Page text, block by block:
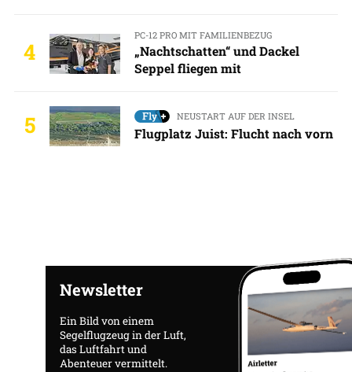
4
PC-12 PRO MIT FAMILIENBEZUG
„Nachtschatten“ und Dackel
Seppel fliegen mit
5 NEUSTART AUF DER INSEL
Flugplatz Juist: Flucht nach vorn
Newsletter
Ein Bild von einem
Segelflugzeug in der Luft,
das Luftfahrt und
Abenteuer vermittelt.